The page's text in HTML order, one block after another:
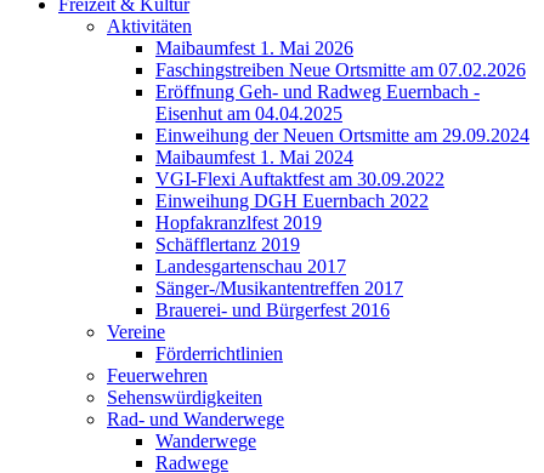
Freizeit & Kultur
Aktivitäten
Maibaumfest 1. Mai 2026
Faschingstreiben Neue Ortsmitte am 07.02.2026
Eröffnung Geh- und Radweg Euernbach -
Eisenhut am 04.04.2025
Einweihung der Neuen Ortsmitte am 29.09.2024
Maibaumfest 1. Mai 2024
VGI-Flexi Auftaktfest am 30.09.2022
Einweihung DGH Euernbach 2022
Hopfakranzlfest 2019
Schäfflertanz 2019
Landesgartenschau 2017
Sänger-/Musikantentreffen 2017
Brauerei- und Bürgerfest 2016
Vereine
Förderrichtlinien
Feuerwehren
Sehenswürdigkeiten
Rad- und Wanderwege
Wanderwege
Radwege